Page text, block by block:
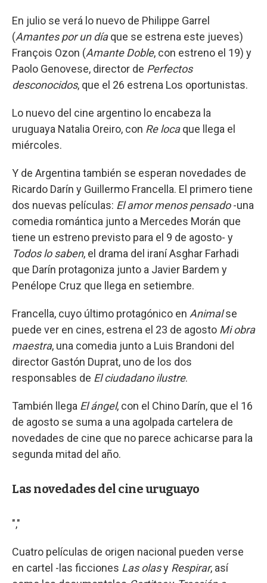
En julio se verá lo nuevo de Philippe Garrel
(Amantes por un díaque se estrena este jueves)
François Ozon (Amante Doble, con estreno el 19) y
Paolo Genovese, director de Perfectos
desconocidos, que el 26 estrena Los oportunistas.
Lo nuevo del cine argentino lo encabeza la
uruguaya Natalia Oreiro, con Re locaque llega el
miércoles.
Y de Argentina también se esperan novedades de
Ricardo Darín y Guillermo Francella. El primero tiene
dos nuevas películas: El amor menos pensado-una
comedia romántica junto a Mercedes Morán que
tiene un estreno previsto para el 9 de agosto- y
Todos lo saben, el drama del iraní Asghar Farhadi
que Darín protagoniza junto a Javier Bardem y
Penélope Cruz que llega en setiembre.
Francella, cuyo último protagónico en Animalse
puede ver en cines, estrena el 23 de agosto Mi obra
maestra, una comedia junto a Luis Brandoni del
director Gastón Duprat, uno de los dos
responsables de El ciudadano ilustre.
También llega El ángel, con el Chino Darín, que el 16
de agosto se suma a una agolpada cartelera de
novedades de cine que no parece achicarse para la
segunda mitad del año.
Las novedades del cine uruguayo
","
Cuatro películas de origen nacional pueden verse
en cartel -las ficciones Las olasy Respirar, así